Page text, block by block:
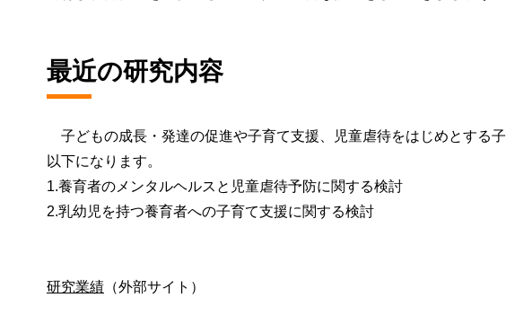
最近の研究内容
子どもの成長・発達の促進や子育て支援、児童虐待をはじめとする
以下になります。
1.養育者のメンタルヘルスと児童虐待予防に関する検討
2.乳幼児を持つ養育者への子育て支援に関する検討
研究業績 （外部サイト）